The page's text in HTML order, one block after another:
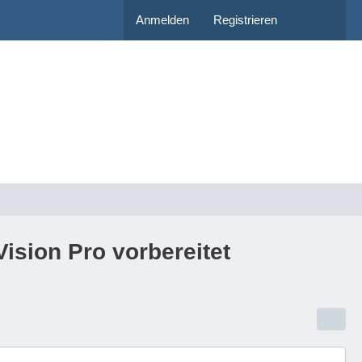
Anmelden Registrieren
Pro vorbereitet